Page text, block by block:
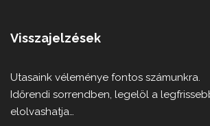
Visszajelzések
Utasaink véleménye fontos számunkra.
Időrendi sorrendben, legelöl a
elolvashatja…